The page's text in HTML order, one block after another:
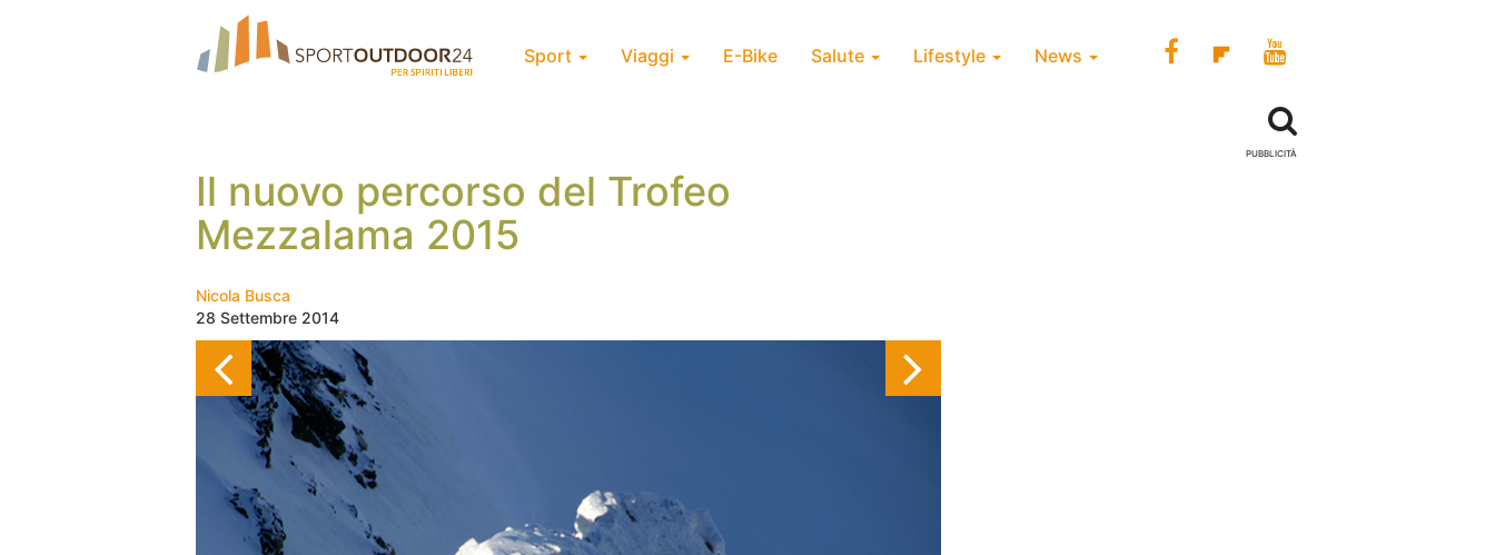
Sport Viaggi E-Bike Salute Lifestyle News
Il nuovo percorso del Trofeo
Mezzalama 2015
Nicola Busca
28 Settembre 2014
PUBBLICITÀ